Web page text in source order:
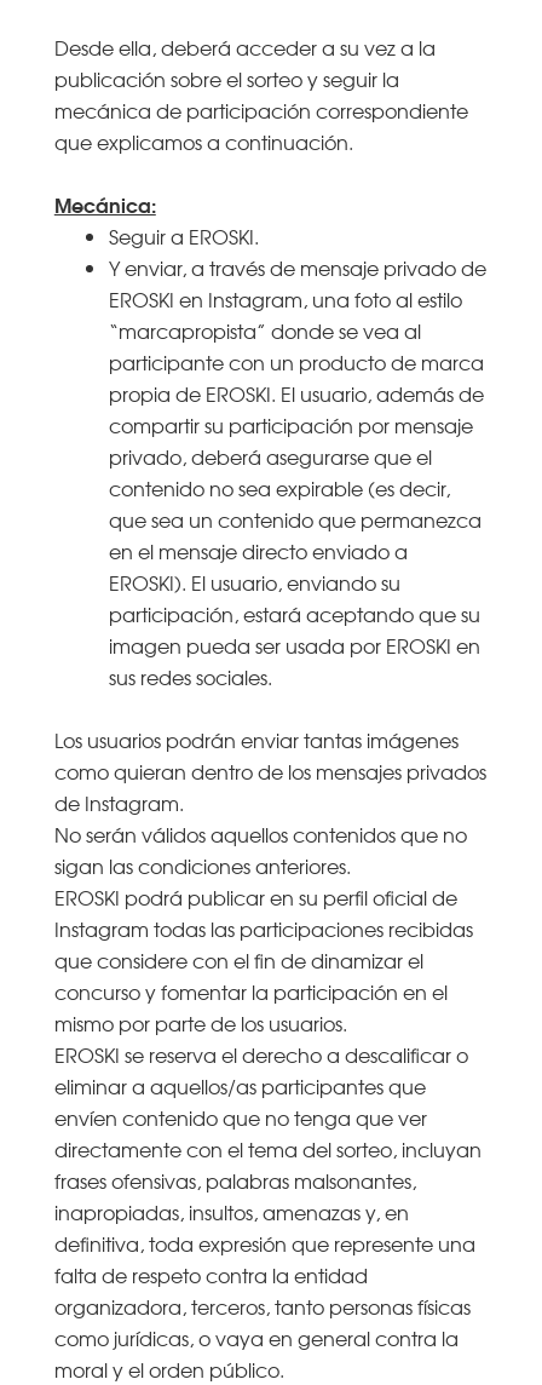
Desde ella, deberá acceder a su vez a la
publicación sobre el sorteo y seguir la
mecánica de participación correspondiente
que explicamos a continuación.
Mecánica:
Seguir a EROSKI.
Y enviar, a través de mensaje privado de
EROSKI en Instagram, una foto al estilo
“marcapropista” donde se vea al
participante con un producto de marca
propia de EROSKI. El usuario, además de
compartir su participación por mensaje
privado, deberá asegurarse que el
contenido no sea expirable (es decir,
que sea un contenido que permanezca
en el mensaje directo enviado a
EROSKI). El usuario, enviando su
participación, estará aceptando que su
imagen pueda ser usada por EROSKI en
sus redes sociales.
Los usuarios podrán enviar tantas imágenes
como quieran dentro de los mensajes privados
de Instagram.
No serán válidos aquellos contenidos que no
sigan las condiciones anteriores.
EROSKI podrá publicar en su perfil oficial de
Instagram todas las participaciones recibidas
que considere con el fin de dinamizar el
concurso y fomentar la participación en el
mismo por parte de los usuarios.
EROSKI se reserva el derecho a descalificar o
eliminar a aquellos/as participantes que
envíen contenido que no tenga que ver
directamente con el tema del sorteo, incluyan
frases ofensivas, palabras malsonantes,
inapropiadas, insultos, amenazas y, en
definitiva, toda expresión que represente una
falta de respeto contra la entidad
organizadora, terceros, tanto personas físicas
como jurídicas, o vaya en general contra la
moral y el orden público.